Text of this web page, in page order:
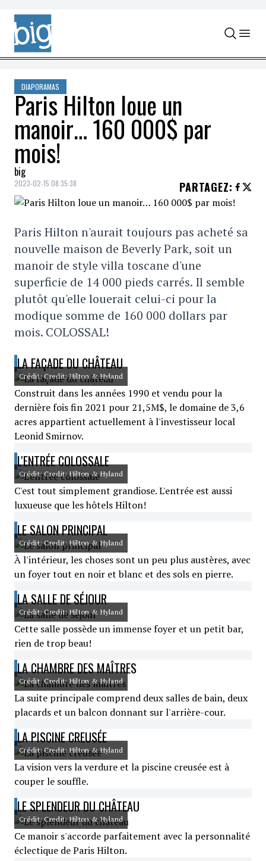
Skip to content
DIAPORAMAS
Paris Hilton loue un
manoir… 160 000$ par
mois!
big
2023-02-15 08:35:38 PARTAGEZ:
Paris Hilton n'aurait toujours pas acheté sa
nouvelle maison de Beverly Park, soit un
manoir de style villa toscane d'une
superficie de 14 000 pieds carrés. Il semble
plutôt qu'elle louerait celui-ci pour la
modique somme de 160 000 dollars par
mois. COLOSSAL!
LA FAÇADE DU CHÂTEAU
Crédit: Credit: Hilton & Hyland
Construit dans les années 1990 et vendu pour la
dernière fois fin 2021 pour 21,5M$, le domaine de 3,6
acres appartient actuellement à l'investisseur local
Leonid Smirnov.
L'ENTRÉE COLOSSALE
Crédit: Credit: Hilton & Hyland
C'est tout simplement grandiose. L'entrée est aussi
luxueuse que les hôtels Hilton!
LE SALON PRINCIPAL
Crédit: Credit: Hilton & Hyland
À l'intérieur, les choses sont un peu plus austères, avec
un foyer tout en noir et blanc et des sols en pierre.
LA SALLE DE SÉJOUR
Crédit: Credit: Hilton & Hyland
Cette salle possède un immense foyer et un petit bar,
rien de trop beau!
LA CHAMBRE DES MAÎTRES
Crédit: Credit: Hilton & Hyland
La suite principale comprend deux salles de bain, deux
placards et un balcon donnant sur l'arrière-cour.
LA PISCINE CREUSÉE
Crédit: Credit: Hilton & Hyland
La vision vers la verdure et la piscine creusée est à
couper le souffle.
LE SPLENDEUR DU CHÂTEAU
Crédit: Credit: Hilton & Hyland
Ce manoir s'accorde parfaitement avec la personnalité
éclectique de Paris Hilton.